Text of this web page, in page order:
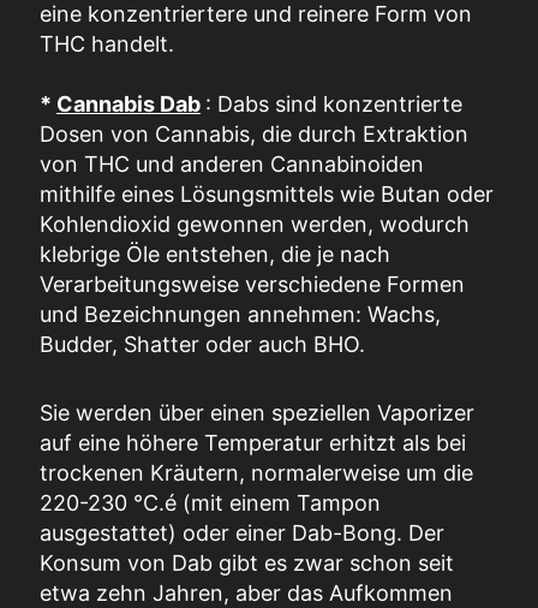
eine konzentriertere und reinere Form von
THC handelt.
* Cannabis Dab : Dabs sind konzentrierte
Dosen von Cannabis, die durch Extraktion
von THC und anderen Cannabinoiden
mithilfe eines Lösungsmittels wie Butan oder
Kohlendioxid gewonnen werden, wodurch
klebrige Öle entstehen, die je nach
Verarbeitungsweise verschiedene Formen
und Bezeichnungen annehmen: Wachs,
Budder, Shatter oder auch BHO.
Sie werden über einen speziellen Vaporizer
auf eine höhere Temperatur erhitzt als bei
trockenen Kräutern, normalerweise um die
220-230 °C.é (mit einem Tampon
ausgestattet) oder einer Dab-Bong. Der
Konsum von Dab gibt es zwar schon seit
etwa zehn Jahren, aber das Aufkommen